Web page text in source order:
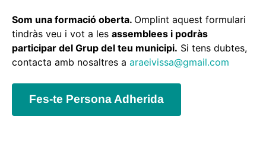
Som una formació oberta. Omplint aquest formulari
tindràs veu i vot a les assemblees i podràs
participar del Grup del teu municipi. Si tens dubtes,
contacta amb nosaltres a araeivissa@gmail.com
Fes-te Persona Adherida